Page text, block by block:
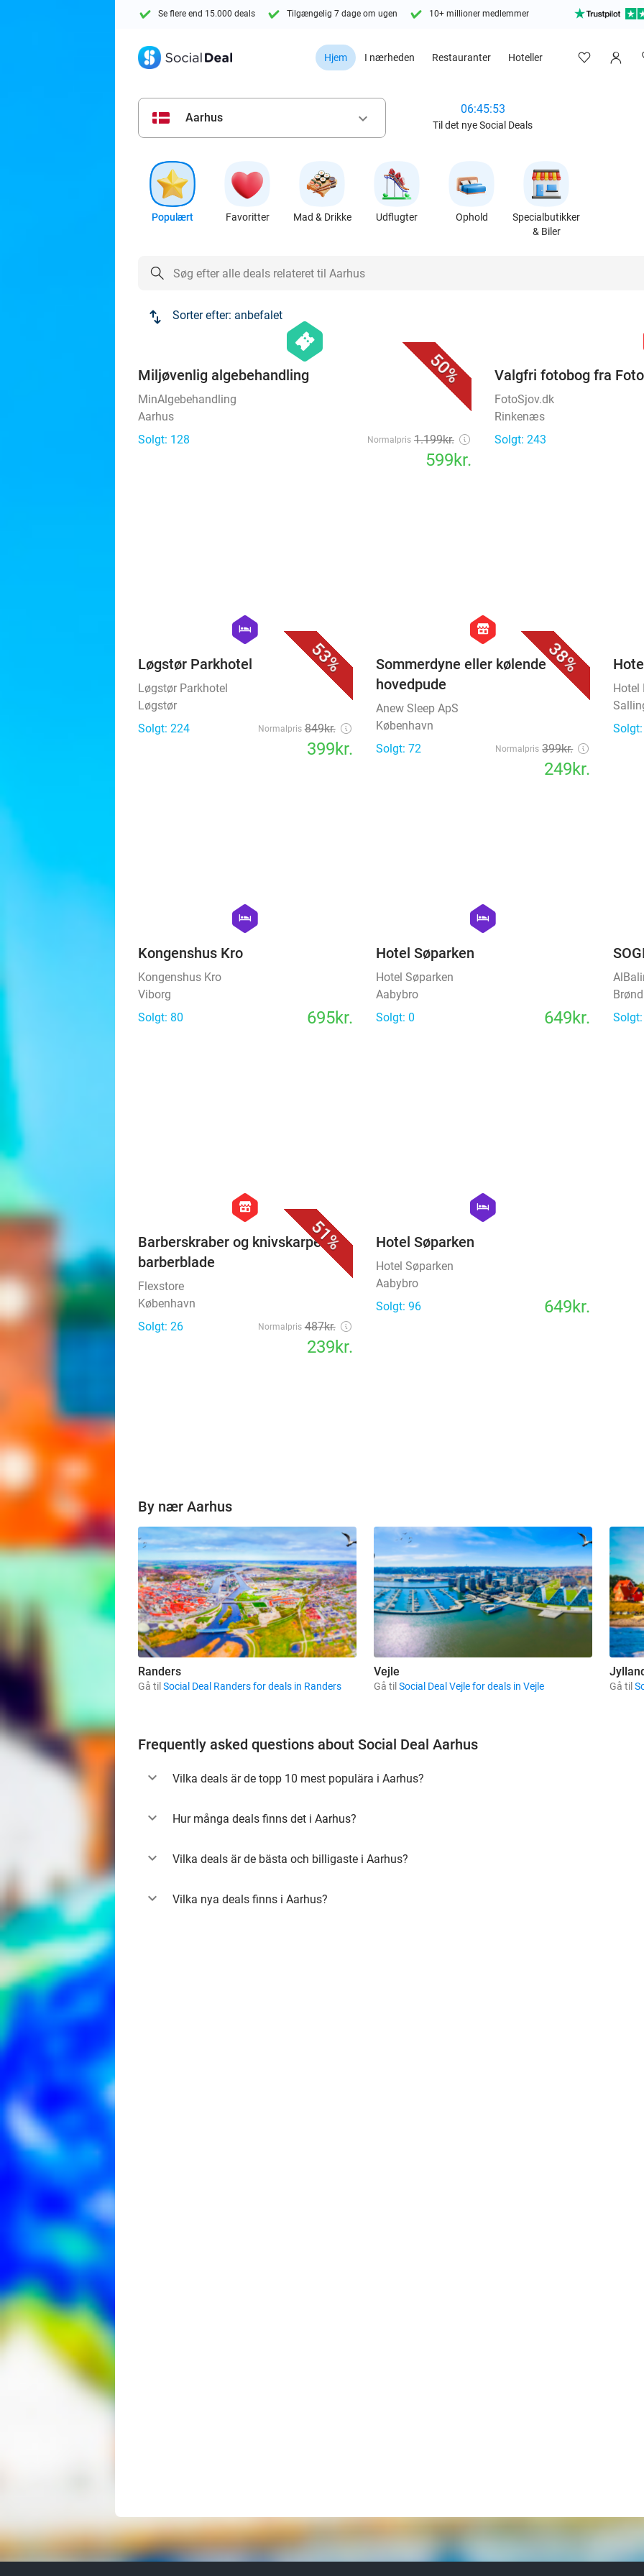
Se flere end 15.000 deals Tilgængelig 7 dage om ugen 10+ millioner medlemmer
Hjem I nærheden Restauranter Hoteller
Aarhus keyboard_arrow_down
06:45:51
Til det nye Social Deals
Populært Favoritter Mad & Drikke Udflugter Ophold
Specialbutikker
& Biler
Sorter efter: anbefalet
50%
hexagon
events
Miljøvenlig algebehandling
MinAlgebehandling
Aarhus
Solgt: 128
Normalpris 1.199kr.
599kr.
Valgfri fotobog fra
FotoSjov.dk
Rinkenæs
Solgt: 243
53%
hexagon
hotel
Løgstør Parkhotel
Løgstør Parkhotel
Løgstør
Solgt: 224
Normalpris 849kr.
399kr.
38%
hexagon
store
Sommerdyne eller kølende
hovedpude
Anew Sleep ApS
København
Solgt: 72
Normalpris 399kr.
249kr.
Hotel
hexagon
hotel
Kongenshus Kro
Kongenshus Kro
Viborg
Solgt: 80
695kr.
hexagon
hotel
Hotel Søparken
Hotel Søparken
Aabybro
Solgt: 0
649kr.
51%
hexagon
store
Barberskraber og knivskarpe
barberblade
Flexstore
København
Solgt: 26
Normalpris 487kr.
239kr.
hexagon
hotel
Hotel Søparken
Hotel Søparken
Aabybro
Solgt: 96
649kr.
By nær Aarhus
Randers
Gå til Social Deal Randers for deals in Randers
Vejle
Gå til Social Deal Vejle for deals in Vejle Gå til
Frequently asked questions about Social Deal Aarhus
Vilka deals är de topp 10 mest populära i Aarhus?
Hur många deals finns det i Aarhus?
Vilka deals är de bästa och billigaste i Aarhus?
Vilka nya deals finns i Aarhus?